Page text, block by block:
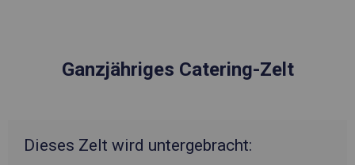
Ganzjähriges Catering-Zelt
Dieses Zelt wird untergebracht: